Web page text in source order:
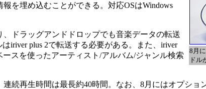
8月
ドル
を埋め込むことができる。対応OSはWindows
ドラッグアンドドロップでも音楽データの転送
iriver plus 2で転送する必要がある。また、iriver
スを使ったアーティスト/アルバム/ジャンル検索
続再生時間は最長約40時間。なお、8月にはオプショ